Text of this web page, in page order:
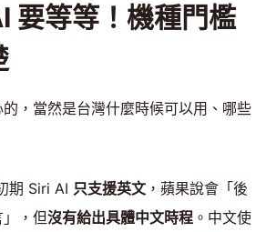
要等等！機種門檻
，當然是台灣什麼時候可以用、哪些
期 Siri AI 只支援英文 ，蘋果說會「後
，但沒有給出具體中文時程 。中文使